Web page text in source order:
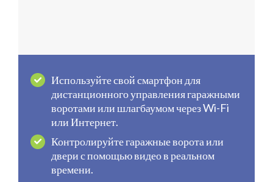
Используйте свой смартфон для
дистанционного управления гаражными
воротами или шлагбаумом через Wi-Fi
или Интернет.
Контролируйте гаражные ворота или
двери с помощью видео в реальном
времени.